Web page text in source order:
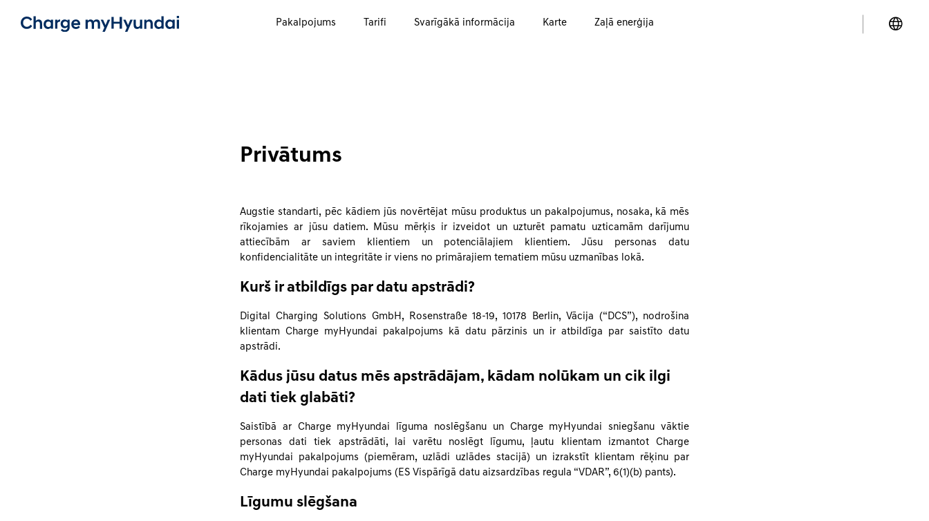
Pakalpojums Tarifi Svarīgākā informācija Karte Zaļā enerģija
Privātums
Augstie standarti, pēc kādiem jūs novērtējat mūsu produktus un pakalpojumus, nosaka, kā mēs
rīkojamies ar jūsu datiem. Mūsu mērķis ir izveidot un uzturēt pamatu uzticamām darījumu
attiecībām ar saviem klientiem un potenciālajiem klientiem. Jūsu personas datu
konfidencialitāte un integritāte ir viens no primārajiem tematiem mūsu uzmanības lokā.
Kurš ir atbildīgs par datu apstrādi?
Digital Charging Solutions GmbH, Rosenstraße 18-19, 10178 Berlin, Vācija (“DCS”), nodrošina
klientam Charge myHyundai pakalpojums kā datu pārzinis un ir atbildīga par saistīto datu
apstrādi.
Kādus jūsu datus mēs apstrādājam, kādam nolūkam un cik ilgi
dati tiek glabāti?
Saistībā ar Charge myHyundai līguma noslēgšanu un Charge myHyundai sniegšanu vāktie
personas dati tiek apstrādāti, lai varētu noslēgt līgumu, ļautu klientam izmantot Charge
myHyundai pakalpojums (piemēram, uzlādi uzlādes stacijā) un izrakstīt klientam rēķinu par
Charge myHyundai pakalpojums (ES Vispārīgā datu aizsardzības regula “VDAR”, 6(1)(b) pants).
Līgumu slēgšana